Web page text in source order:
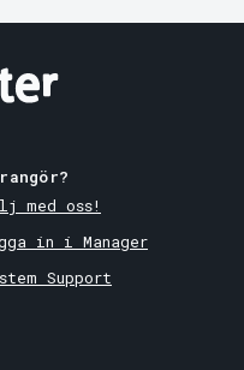
med oss!
in i Manager
Support